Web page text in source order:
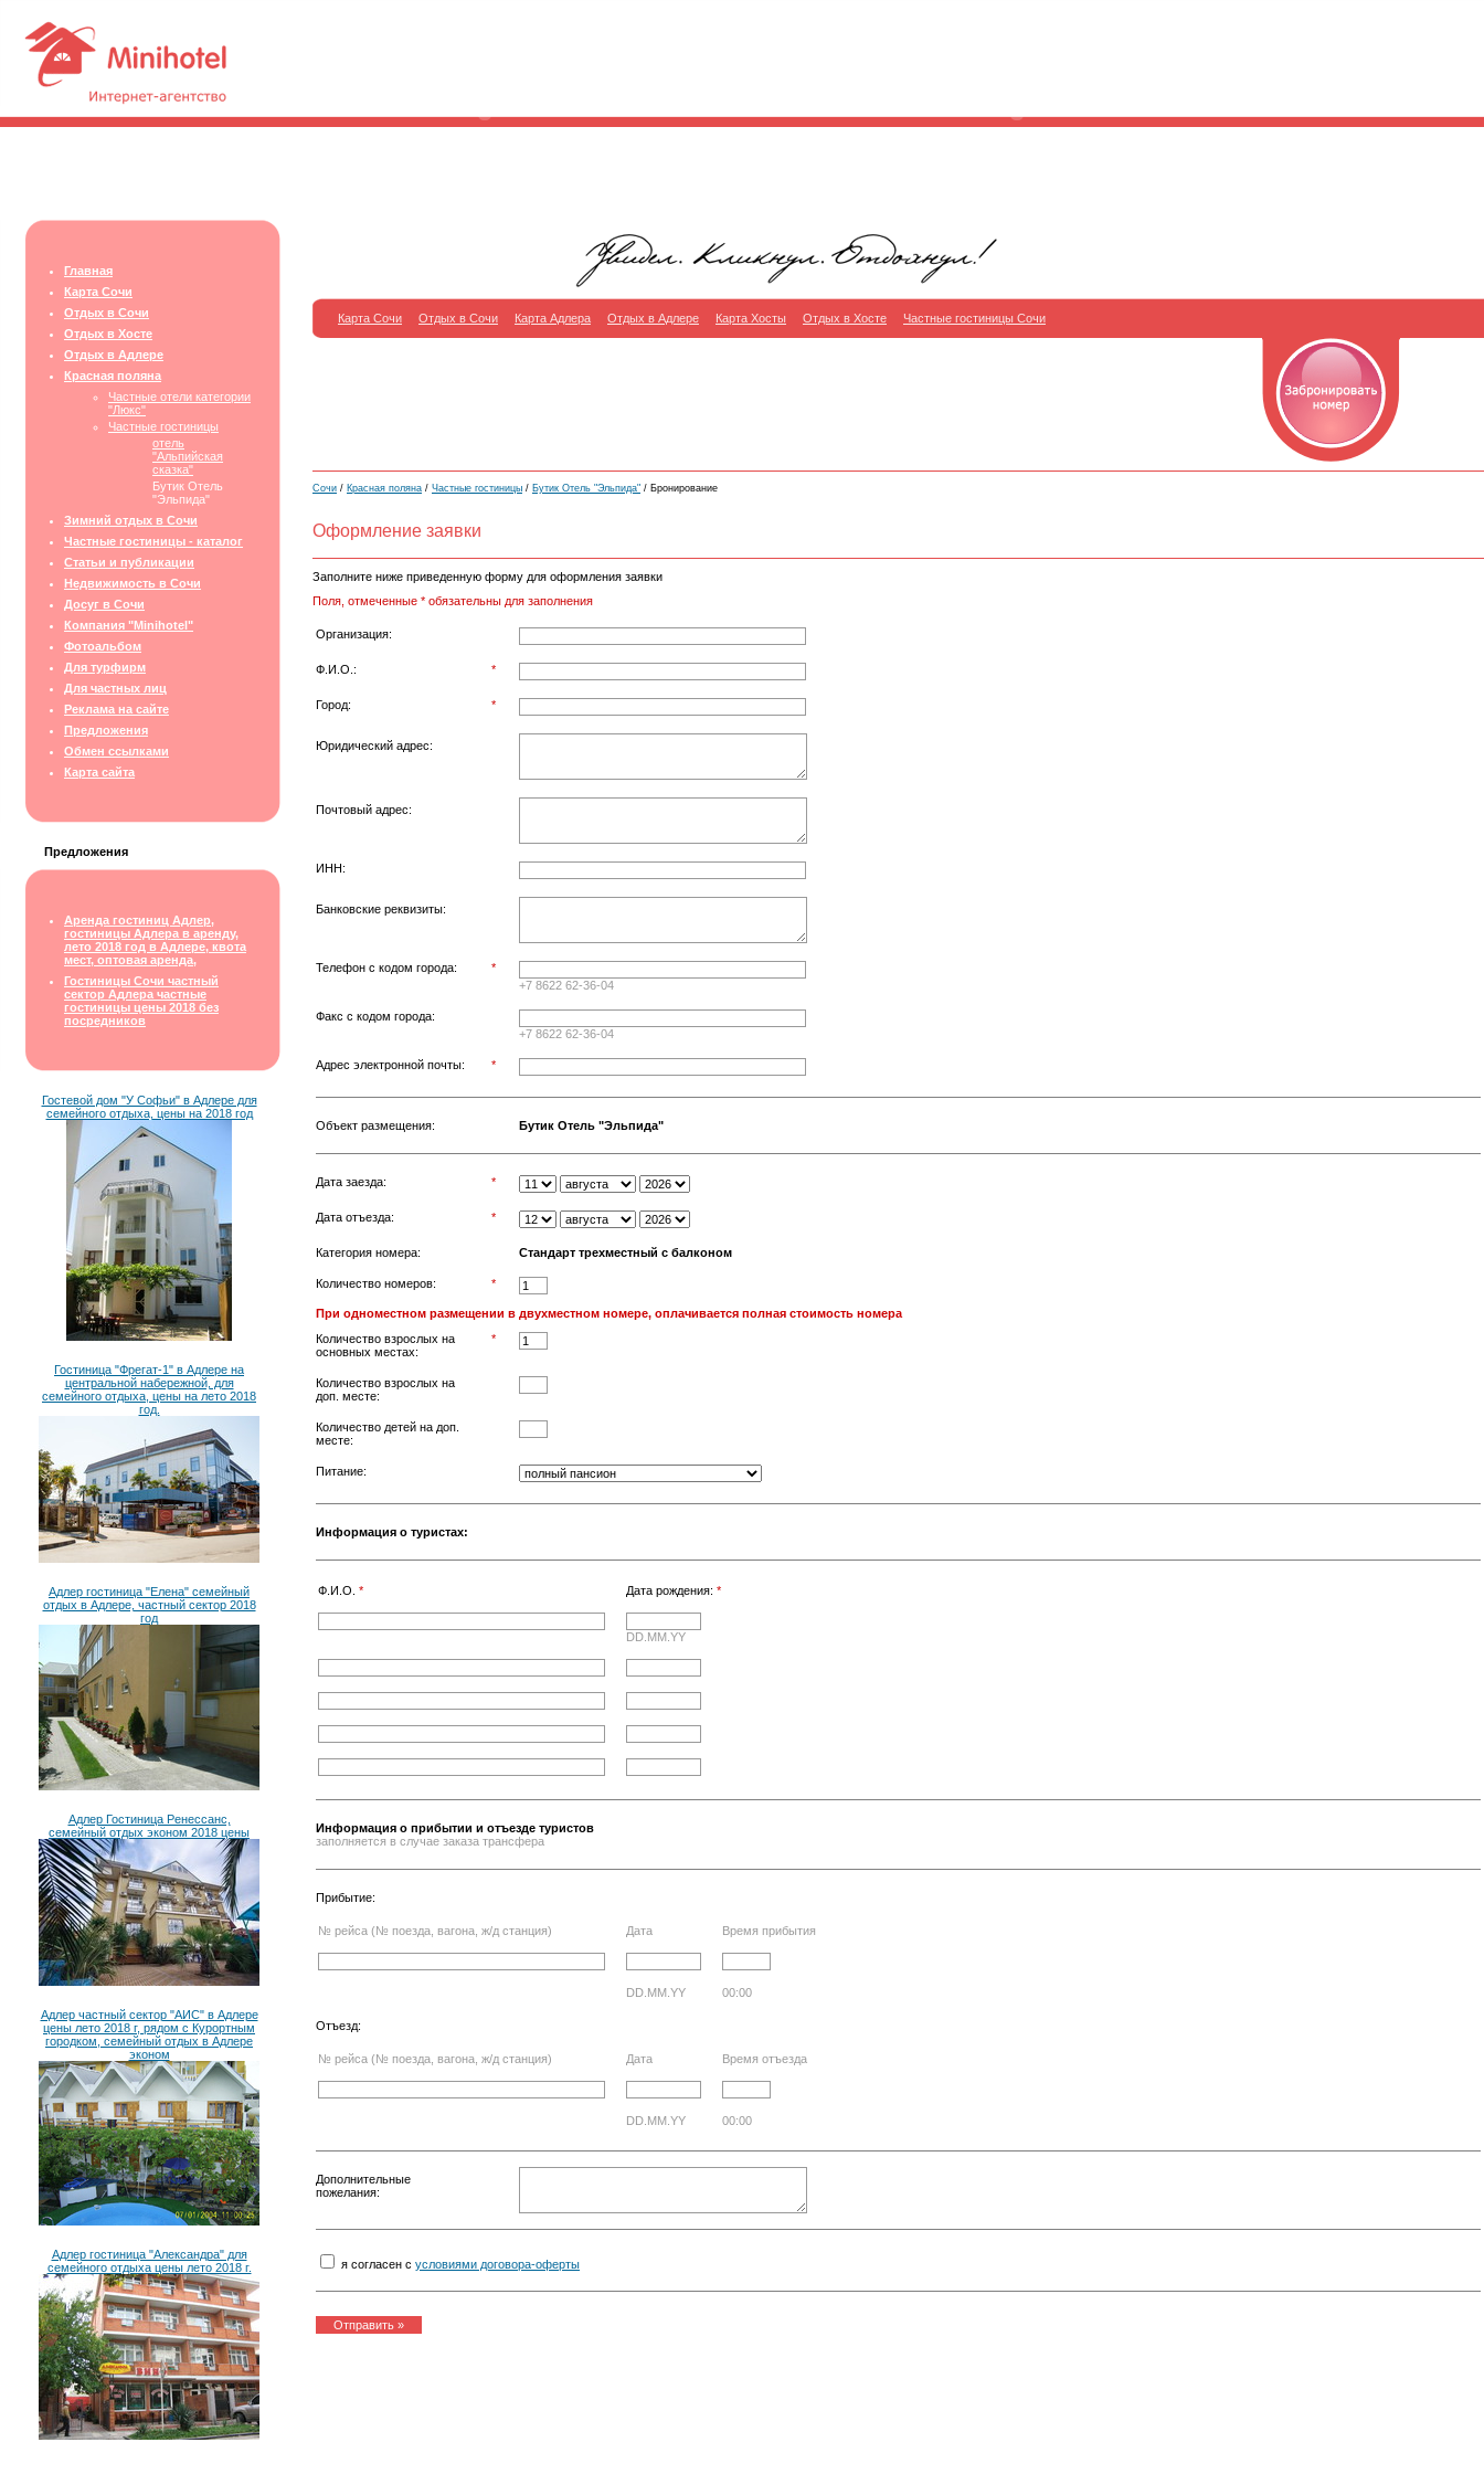
Главная
Карта Сочи
Отдых в Сочи
Отдых в Хосте
Отдых в Адлере
Красная поляна
Частные отели категории
"Люкс"
Частные гостиницы
отель
"Альпийская
сказка"
Бутик Отель
"Эльпида"
Зимний отдых в Сочи
Частные гостиницы - каталог
Статьи и публикации
Недвижимость в Сочи
Досуг в Сочи
Компания "Minihotel"
Фотоальбом
Для турфирм
Для частных лиц
Реклама на сайте
Предложения
Обмен ссылками
Карта сайта
Предложения
Аренда гостиниц Адлер,
гостиницы Адлера в аренду,
лето 2018 год в Адлере, квота
мест, оптовая аренда,
Гостиницы Сочи частный
сектор Адлера частные
гостиницы цены 2018 без
посредников
Гостевой дом "У Софьи" в Адлере для
семейного отдыха, цены на 2018 год
Гостиница "Фрегат-1" в Адлере на
центральной набережной, для
семейного отдыха, цены на лето 2018
год.
Адлер гостиница "Елена" семейный
отдых в Адлере, частный сектор 2018
год
Адлер Гостиница Ренессанс,
семейный отдых эконом 2018 цены
Адлер частный сектор "АИС" в Адлере
цены лето 2018 г, рядом с Курортным
городком, семейный отдых в Адлере
эконом
Адлер гостиница "Александра" для
семейного отдыха цены лето 2018 г.
Карта Сочи Отдых в Сочи Карта Адлера Отдых в Адлере Карта Хосты Отдых в Хосте Частные гостиницы Сочи
Сочи / Красная поляна / Частные гостиницы / Бутик Отель "Эльпида" / Бронирование
Оформление заявки
Заполните ниже приведенную форму для оформления заявки
Поля, отмеченные * обязательны для заполнения
Организация:
Ф.И.О.: *
Город: *
Юридический адрес:
Почтовый адрес:
ИНН:
Банковские реквизиты:
Телефон с кодом города:
*
+7 8622 62-36-04
Факс с кодом города:
+7 8622 62-36-04
Адрес электронной почты: *
Объект размещения: Бутик Отель "Эльпида"
Дата заезда: *
Дата отъезда: *
Категория номера: Стандарт трехместный с балконом
Количество номеров: *
При одноместном размещении в двухместном номере, оплачивается полная стоимость номера
Количество взрослых на
основных местах:
*
Количество взрослых на
доп. месте:
Количество детей на доп.
месте:
Питание:
Информация о туристах:
Ф.И.О. * Дата рождения: *
DD.MM.YY
Информация о прибытии и отъезде туристов
заполняется в случае заказа трансфера
Прибытие:
№ рейса (№ поезда, вагона, ж/д станция) Дата Время прибытия
DD.MM.YY 00:00
Отъезд:
№ рейса (№ поезда, вагона, ж/д станция) Дата Время отъезда
DD.MM.YY 00:00
Дополнительные
пожелания:
я согласен с условиями договора-оферты